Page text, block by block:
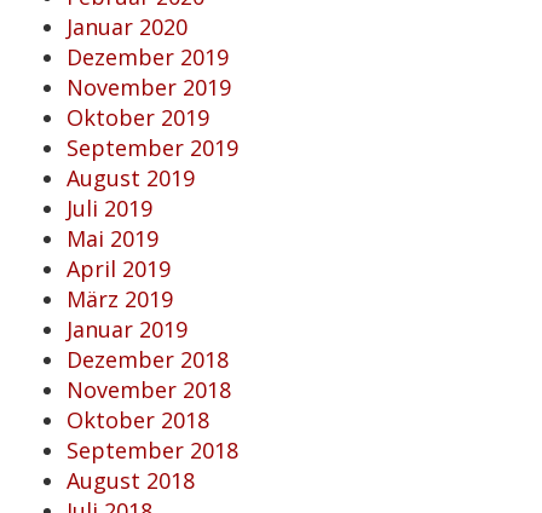
Januar 2020
Dezember 2019
November 2019
Oktober 2019
September 2019
August 2019
Juli 2019
Mai 2019
April 2019
März 2019
Januar 2019
Dezember 2018
November 2018
Oktober 2018
September 2018
August 2018